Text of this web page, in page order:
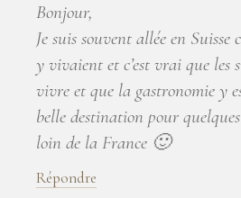
Bonjour,
Je suis souvent allée en
y vivaient et c’est vrai que les
vivre et que la gastronomie y
belle destination pour quelques
loin de la France 🙂
Répondre